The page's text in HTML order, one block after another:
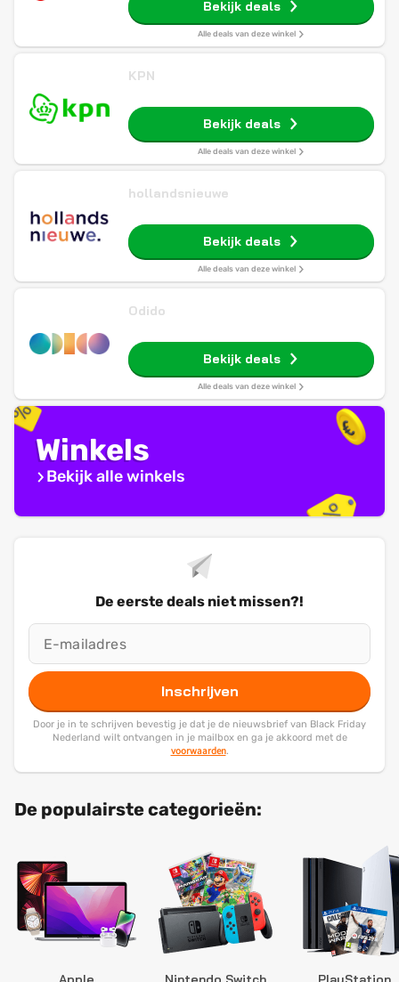
Bekijk deals
Alle deals van deze winkel
KPN
Bekijk deals
Alle deals van deze winkel
hollandsnieuwe
Bekijk deals
Alle deals van deze winkel
Odido
Bekijk deals
Alle deals van deze winkel
Winkels
Bekijk alle winkels
De eerste deals niet missen?!
Inschrijven
Door je in te schrijven bevestig je dat je de nieuwsbrief van Black Friday
Nederland wilt ontvangen in je mailbox en ga je akkoord met de
voorwaarden.
De populairste categorieën: